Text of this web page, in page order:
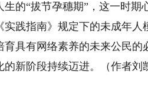
“拔节孕穗期”，这一时期
实践指南》规定下的未成年
育具有网络素养的未来公民
新阶段持续迈进。（作者刘